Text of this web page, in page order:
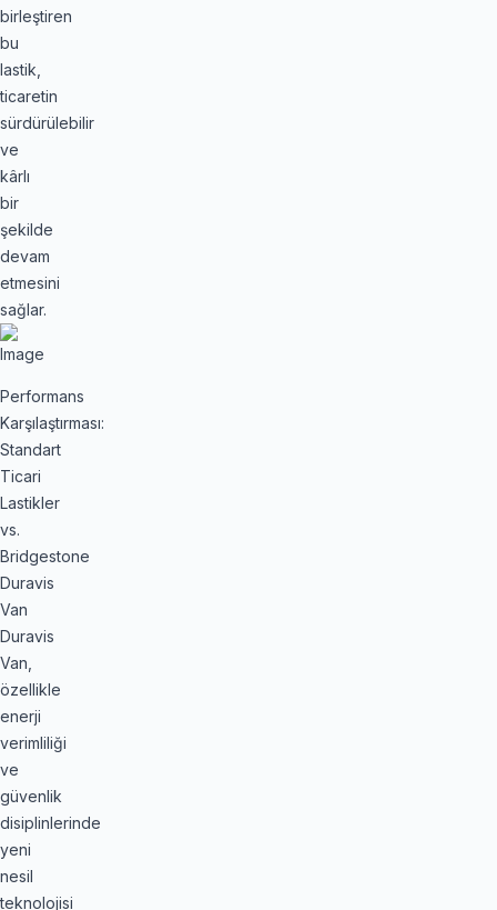
birleştiren
bu
lastik,
ticaretin
sürdürülebilir
ve
kârlı
bir
şekilde
devam
etmesini
sağlar.
Performans
Karşılaştırması:
Standart
Ticari
Lastikler
vs.
Bridgestone
Duravis
Van
Duravis
Van,
özellikle
enerji
verimliliği
ve
güvenlik
disiplinlerinde
yeni
nesil
teknolojisi